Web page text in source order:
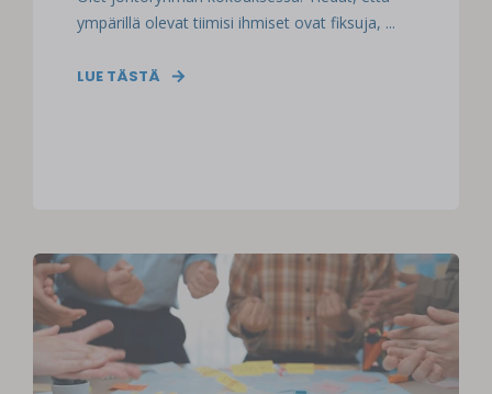
ympärillä olevat tiimisi ihmiset ovat fiksuja, ...
LUE TÄSTÄ